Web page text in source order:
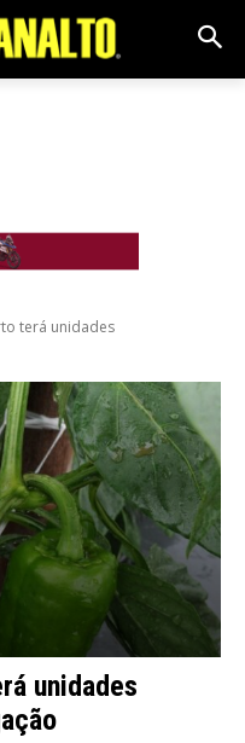
terá unidades
unidades